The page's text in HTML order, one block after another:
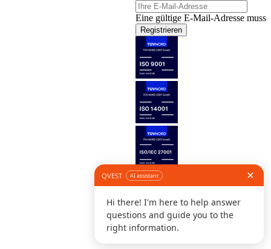
Eine gültige E-Mail-Adresse muss
Registrieren
Folge uns